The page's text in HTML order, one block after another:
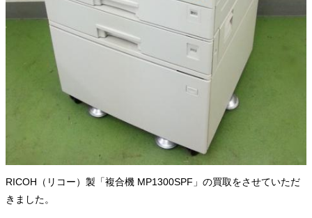
RICOH（リコー）製「複合機 MP1300SPF」の買取をさせていただ
きました。